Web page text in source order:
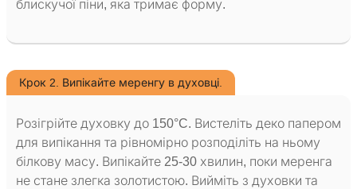
блискучої піни, яка тримає форму.
Крок 2. Випікайте меренгу в духовці.
Розігрійте духовку до 150°C. Вистеліть деко папером
для випікання та рівномірно розподіліть на ньому
білкову масу. Випікайте 25-30 хвилин, поки меренга
не стане злегка золотистою. Вийміть з духовки та